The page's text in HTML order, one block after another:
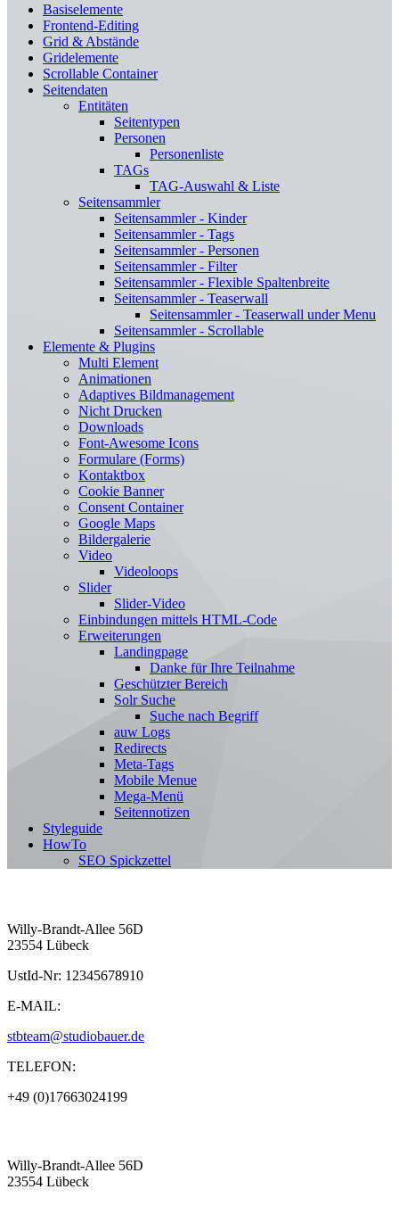
Basiselemente
Frontend-Editing
Grid & Abstände
Gridelemente
Scrollable Container
Seitendaten
Entitäten
Seitentypen
Personen
Personenliste
TAGs
TAG-Auswahl & Liste
Seitensammler
Seitensammler - Kinder
Seitensammler - Tags
Seitensammler - Personen
Seitensammler - Filter
Seitensammler - Flexible Spaltenbreite
Seitensammler - Teaserwall
Seitensammler - Teaserwall under Menu
Seitensammler - Scrollable
Elemente & Plugins
Multi Element
Animationen
Adaptives Bildmanagement
Nicht Drucken
Downloads
Font-Awesome Icons
Formulare (Forms)
Kontaktbox
Cookie Banner
Consent Container
Google Maps
Bildergalerie
Video
Videoloops
Slider
Slider-Video
Einbindungen mittels HTML-Code
Erweiterungen
Landingpage
Danke für Ihre Teilnahme
Geschützter Bereich
Solr Suche
Suche nach Begriff
auw Logs
Redirects
Meta-Tags
Mobile Menue
Mega-Menü
Seitennotizen
Styleguide
HowTo
SEO Spickzettel
Willy-Brandt-Allee 56D
23554 Lübeck
UstId-Nr: 12345678910
E-MAIL:
stbteam@studiobauer.de
TELEFON:
+49 (0)17663024199
Willy-Brandt-Allee 56D
23554 Lübeck